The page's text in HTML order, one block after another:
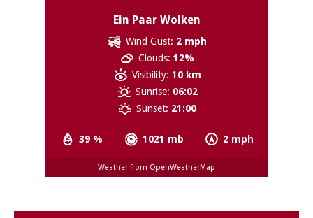
Ein Paar Wolken
39 % 1021 mb 2 mph
Wind Gust: 2 mph
Clouds: 12%
Visibility: 10 km
Sunrise: 06:02
Sunset: 21:00
Weather from OpenWeatherMap